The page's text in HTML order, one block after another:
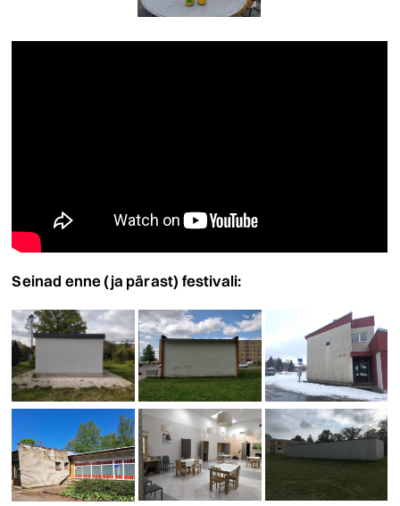
Seinad enne (ja pärast) festivali: